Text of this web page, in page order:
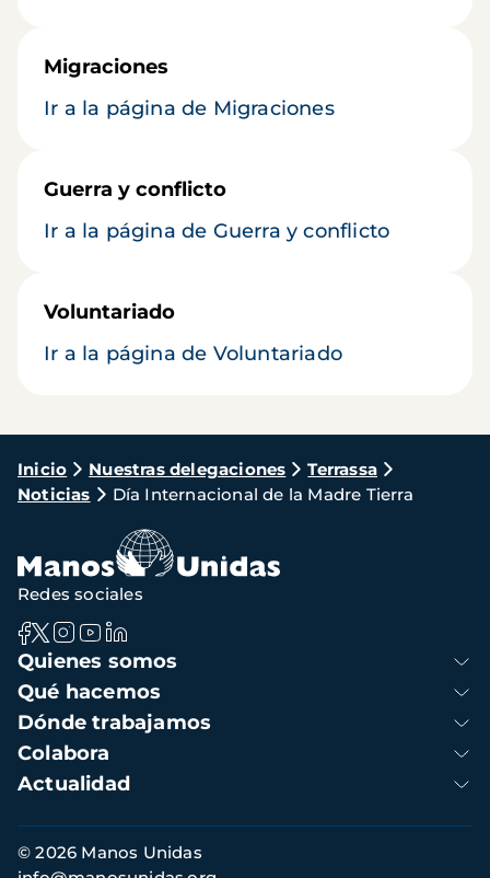
Migraciones
Ir a la página de Migraciones
Guerra y conflicto
Ir a la página de Guerra y conflicto
Voluntariado
Ir a la página de Voluntariado
Ruta
de
navegación
Inicio Nuestras delegaciones
Terrassa
Noticias
Día Internacional de la Madre Tierra
Navegación
principal
Quienes somos
Qué hacemos
Dónde trabajamos
Colabora
Actualidad
Redes sociales
Información
de
© 2026 Manos Unidas